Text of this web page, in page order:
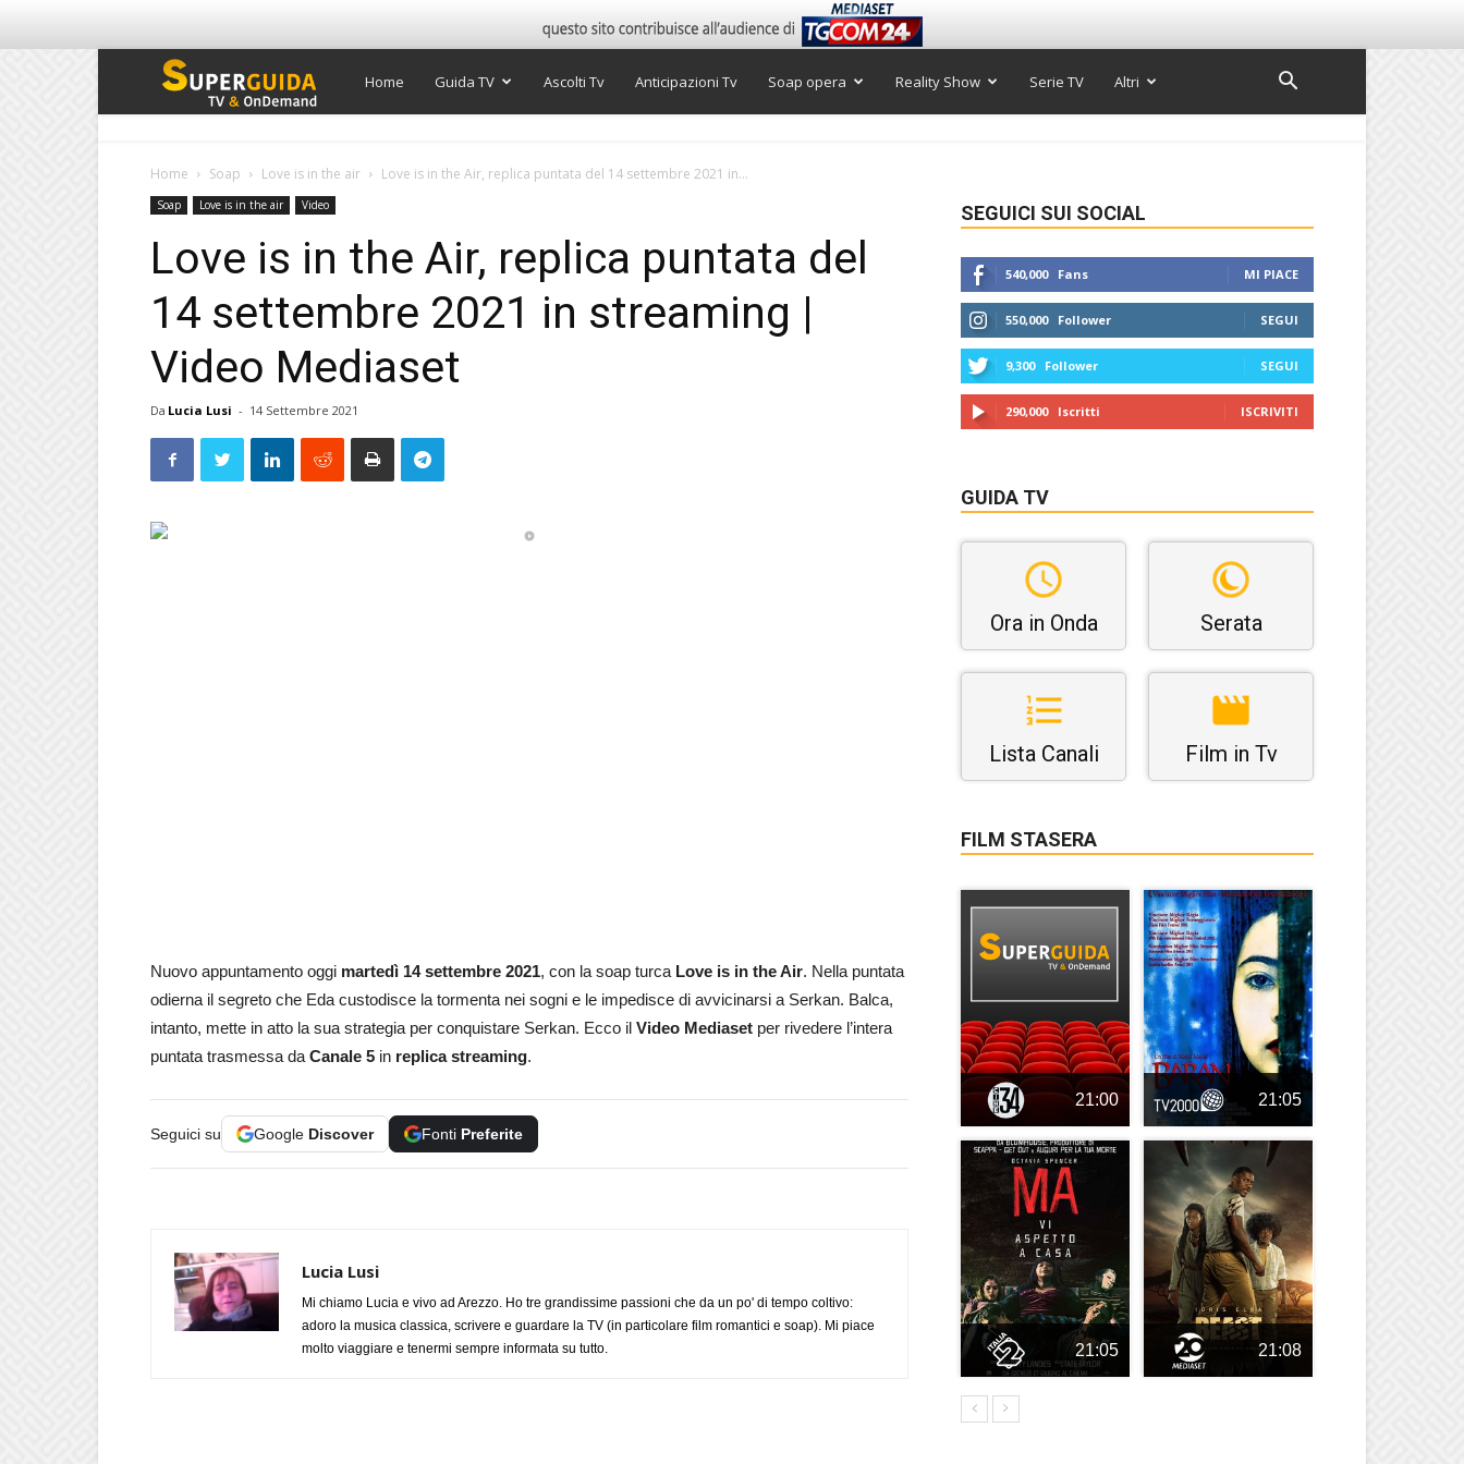
Super
Home Guida TV Ascolti Tv Anticipazioni Tv Soap opera Reality Show Serie TV Altri
Home Soap Love is in the air Love is in the Air, replica puntata del 14 settembre 2021 in...
Soap Love is in the air Video
Love is in the Air, replica puntata del
14 settembre 2021 in streaming |
Video Mediaset
Da Lucia Lusi - 14 Settembre 2021
Nuovo appuntamento oggi martedì 14 settembre 2021, con la soap turca Love is in the Air. Nella puntata
odierna il segreto che Eda custodisce la tormenta nei sogni e le impedisce di avvicinarsi a Serkan. Balca,
intanto, mette in atto la sua strategia per conquistare Serkan. Ecco il Video Mediaset per rivedere l’intera
puntata trasmessa da Canale 5 in replica streaming.
Seguici su Google Discover Fonti Preferite
Lucia Lusi
Mi chiamo Lucia e vivo ad Arezzo. Ho tre grandissime passioni che da un po' di tempo coltivo:
adoro la musica classica, scrivere e guardare la TV (in particolare film romantici e soap). Mi piace
molto viaggiare e tenermi sempre informata su tutto.
SEGUICI SUI SOCIAL
540,000 Fans MI PIACE
550,000 Follower SEGUI
9,300 Follower SEGUI
290,000 Iscritti ISCRIVITI
GUIDA TV
Ora in Onda Serata
Lista Canali Film in Tv
FILM STASERA
21:00 21:05
21:05 21:08